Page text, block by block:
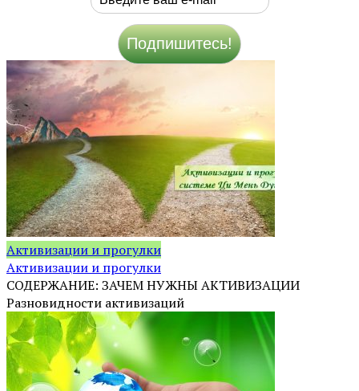
Активизации и прогулки
Активизации и прогулки
СОДЕРЖАНИЕ: ЗАЧЕМ НУЖНЫ АКТИВИЗАЦИИ
Разновидности активизаций